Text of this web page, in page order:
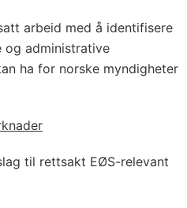
arbeid med å identifisere
og administrative
ha for norske myndigheter
til rettsakt EØS-relevant